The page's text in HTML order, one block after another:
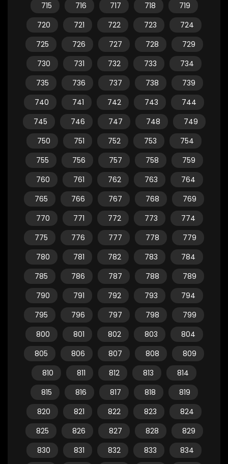
715
716 717 718
719
720
721 722 723
724
725
726 727 728
729
730
731 732 733
734
735
736 737 738
739
740
741 742 743
744
745
746 747 748
749
750
751 752 753
754
755
756 757 758
759
760
761 762 763
764
765
766 767 768
769
770
771 772 773
774
775
776 777 778
779
780
781 782 783
784
785
786 787 788
789
790
791 792 793
794
795
796 797 798
799
800
801 802 803
804
805
806 807 808
809
810
811 812 813
814
815
816 817 818
819
820
821 822 823
824
825
826 827 828
829
830
831 832 833
834